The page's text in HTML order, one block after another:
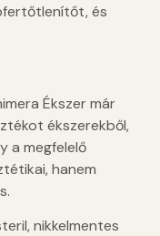
és
Ékszer már
ékszerekből,
a megfelelő
hanem
nikkelmentes